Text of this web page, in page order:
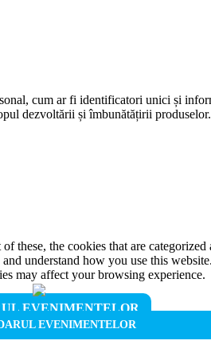
EVENIMENTELOR
EVENIMENTELOR
cum ar fi identificatori unici și
dezvoltării și îmbunătățirii
the cookies that are categorized
understand how you use this
may affect your browsing experience.